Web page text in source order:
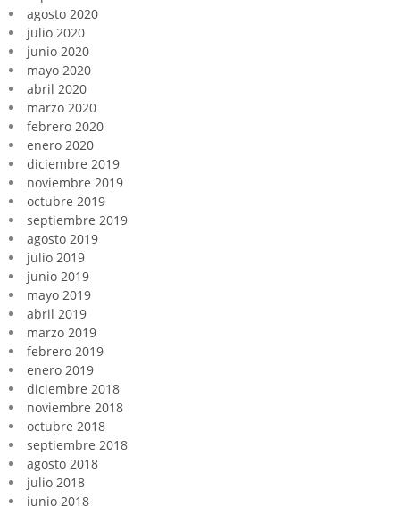
agosto 2020
julio 2020
junio 2020
mayo 2020
abril 2020
marzo 2020
febrero 2020
enero 2020
diciembre 2019
noviembre 2019
octubre 2019
septiembre 2019
agosto 2019
julio 2019
junio 2019
mayo 2019
abril 2019
marzo 2019
febrero 2019
enero 2019
diciembre 2018
noviembre 2018
octubre 2018
septiembre 2018
agosto 2018
julio 2018
junio 2018